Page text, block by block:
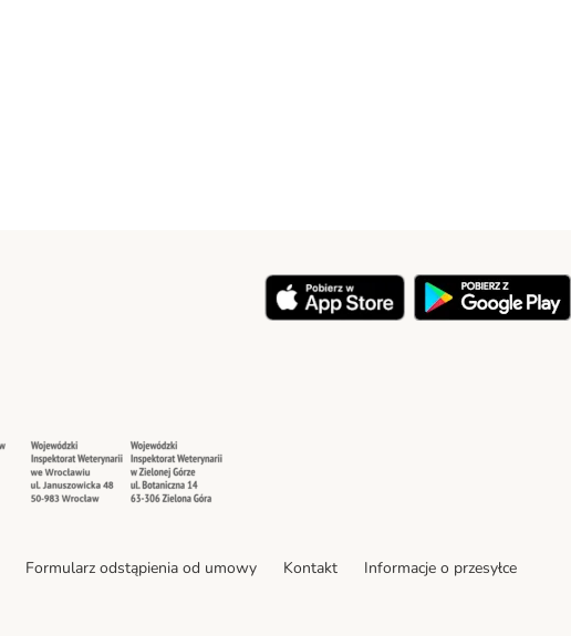
Security Security
Formularz odstąpienia od umowy Kontakt
Informacje o przesyłce